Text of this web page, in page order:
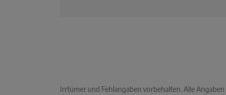
Irrtümer und Fehlangaben vorbehalten. Alle